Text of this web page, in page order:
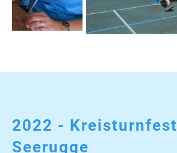
2022 - Kreisturnfest
Seerugge